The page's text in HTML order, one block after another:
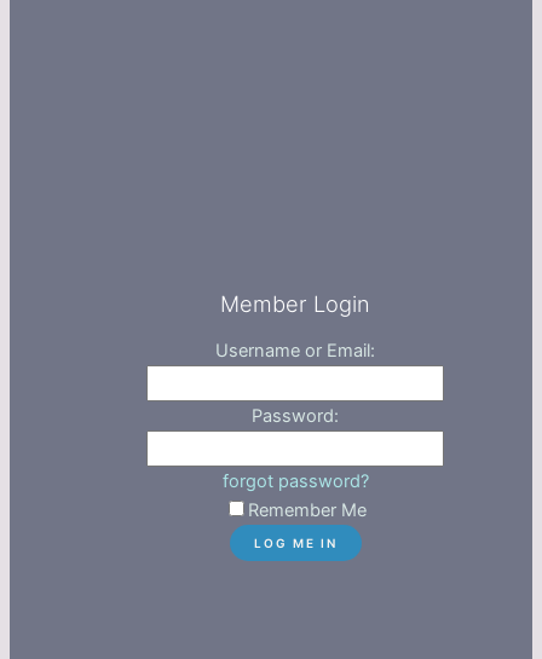
Member Login
Username or Email:
Password:
forgot password?
Remember Me